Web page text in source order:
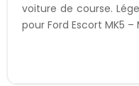
voiture de course.
pour Ford Escort MK5